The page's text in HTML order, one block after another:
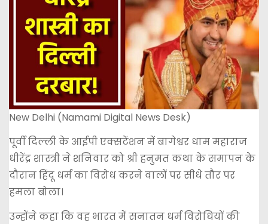
New Delhi (Namami Digital News Desk)
पूर्वी दिल्ली के आईपी एक्सटेंशन में बागेश्वर धाम महाराज
धीरेंद्र शास्त्री ने शनिवार को श्री हनुमत कथा के समापन के
दौरान हिंदू धर्म का विरोध करने वालों पर सीधे तौर पर
हमला बोला।
उन्होंने कहा कि वह भारत में सनातन धर्म विरोधियों की